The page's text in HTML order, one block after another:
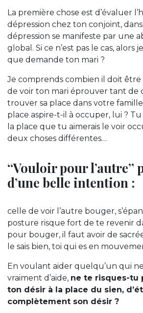
La première chose est d’évaluer
dépression chez ton conjoint,
dépression se manifeste par une
global. Si ce n’est pas le cas, alors
que demande ton mari ?
Je comprends combien il doit
de voir ton mari éprouver tant de
trouver sa place dans votre
place aspire-t-il à occuper, lui ?
la place que tu aimerais le voir
deux choses différentes…
“Vouloir pour l’autre”
d’une belle intention :
celle de voir l’autre bouger,
posture risque fort de te revenir
pour bouger, il faut avoir de
le sais bien, toi qui es en
En voulant aider quelqu’un qui
vraiment d’aide, ne te risques-tu
ton désir à la place du sien,
complètement son désir ?